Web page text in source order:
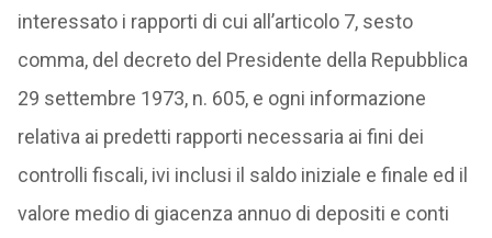
interessato i rapporti di cui all’articolo 7, sesto
comma, del decreto del Presidente della Repubblica
29 settembre 1973, n. 605, e ogni informazione
relativa ai predetti rapporti necessaria ai fini dei
controlli fiscali, ivi inclusi il saldo iniziale e finale ed il
valore medio di giacenza annuo di depositi e conti